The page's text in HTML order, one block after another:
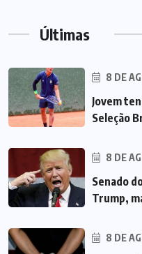
Últimas
8 DE
Jovem
Seleção
8 DE
Senado
Trump,
8 DE